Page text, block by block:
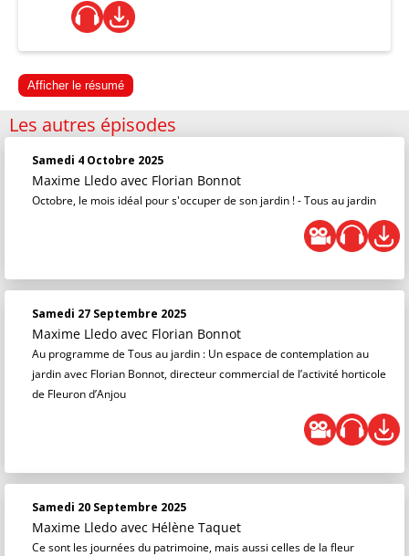
Afficher le résumé
Les autres épisodes
Samedi 4 Octobre 2025
Maxime Lledo avec Florian Bonnot
Octobre, le mois idéal pour s'occuper de son jardin ! - Tous au jardin
Samedi 27 Septembre 2025
Maxime Lledo avec Florian Bonnot
Au programme de Tous au jardin : Un espace de contemplation au
jardin avec Florian Bonnot, directeur commercial de l’activité horticole
de Fleuron d’Anjou
Samedi 20 Septembre 2025
Maxime Lledo avec Hélène Taquet
Ce sont les journées du patrimoine, mais aussi celles de la fleur